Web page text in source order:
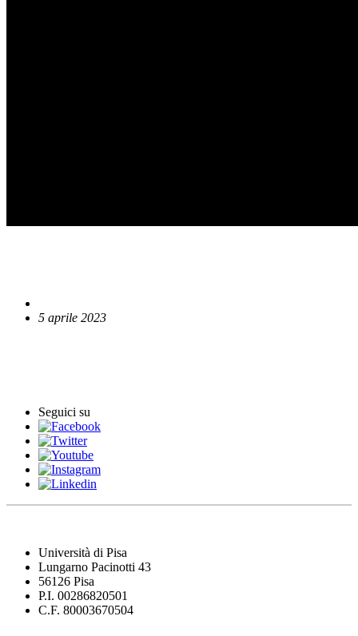
5 aprile 2023
Seguici su
Università di Pisa
Lungarno Pacinotti 43
56126 Pisa
P.I. 00286820501
C.F. 80003670504